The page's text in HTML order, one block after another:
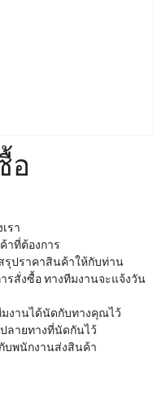
อ
รา
าที่ต้องการ
รุปราคาสินค้าให้กับท่าน
รสั่งซื้อ ทางทีมงานจะแจ้งวัน
มงานได้นัดกับทางคุณไว้
ลายทางที่นัดกันไว้
บพนักงานส่งสินค้า